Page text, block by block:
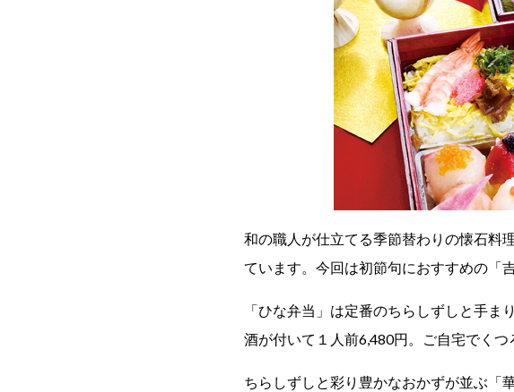
和の職人が仕立てる季節替わりの懐石料
ています。今回は初節句におすすめの「
「ひな弁当」は定番のちらしずしと手
酒が付いて１人前6,480円。ご自宅でく
ちらしずしと彩り豊かなおかずが並ぶ「